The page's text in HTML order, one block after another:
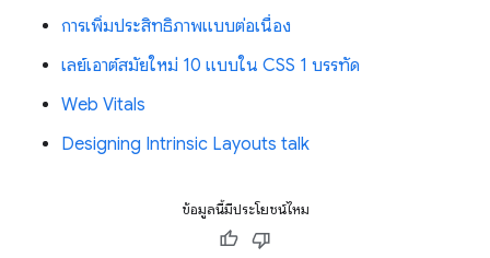
การเพิ่มประสิทธิภาพแบบต่อเนื่อง
เลย์เอาต์สมัยใหม่ 10 แบบใน CSS 1 บรรทัด
Web Vitals
Designing Intrinsic Layouts talk
ข้อมูลนี้มีประโยชน์ไหม